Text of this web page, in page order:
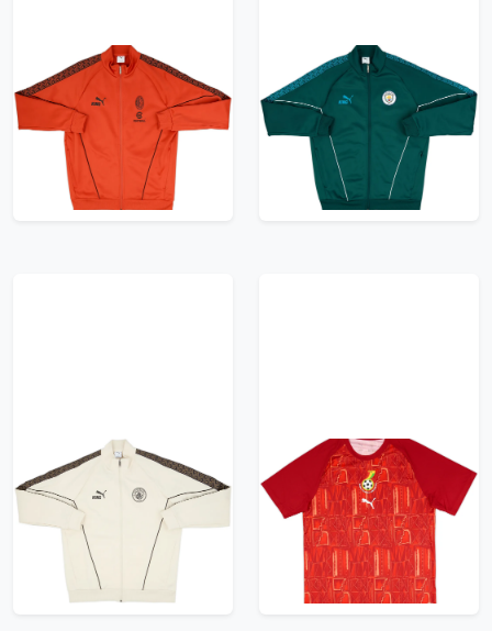
2025-26 AC Milan
Puma King Anthem
Jacket
65.99£ · ca. €78
Trikot kaufen
2025-26 Manchester
City Puma King
Anthem Jacket
65.99£ · ca. €78
Trikot kaufen
2025-26 Manchester
City Puma King
Anthem Jacket
65.99£ · ca. €78
Trikot kaufen
2026-27 Ghana Puma
King Pre-Match Shirt
65.99£ · ca. €78
Trikot kaufen